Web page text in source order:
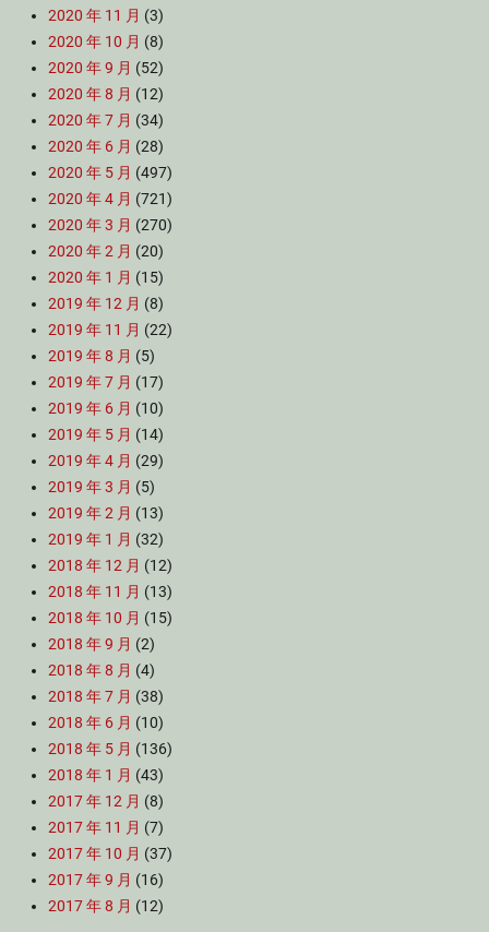
2020 年 11 月 (3)
2020 年 10 月 (8)
2020 年 9 月 (52)
2020 年 8 月 (12)
2020 年 7 月 (34)
2020 年 6 月 (28)
2020 年 5 月 (497)
2020 年 4 月 (721)
2020 年 3 月 (270)
2020 年 2 月 (20)
2020 年 1 月 (15)
2019 年 12 月 (8)
2019 年 11 月 (22)
2019 年 8 月 (5)
2019 年 7 月 (17)
2019 年 6 月 (10)
2019 年 5 月 (14)
2019 年 4 月 (29)
2019 年 3 月 (5)
2019 年 2 月 (13)
2019 年 1 月 (32)
2018 年 12 月 (12)
2018 年 11 月 (13)
2018 年 10 月 (15)
2018 年 9 月 (2)
2018 年 8 月 (4)
2018 年 7 月 (38)
2018 年 6 月 (10)
2018 年 5 月 (136)
2018 年 1 月 (43)
2017 年 12 月 (8)
2017 年 11 月 (7)
2017 年 10 月 (37)
2017 年 9 月 (16)
2017 年 8 月 (12)